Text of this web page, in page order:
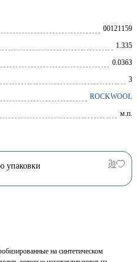
00121159
1.335
0.0363
3
ROCKWOOL
м.п.
упаковки
на синтетическом